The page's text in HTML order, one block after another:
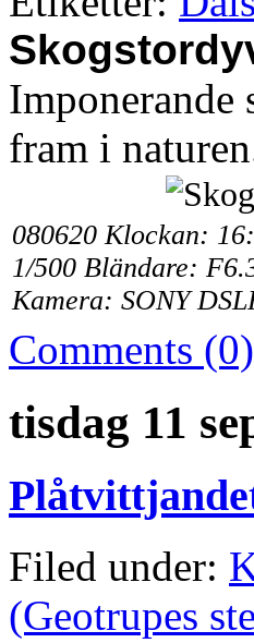
Imponerande
fram i
080620 Klockan:
1/500 Bländare:
Kamera: SONY
Comments (0)
tisdag 11
Filed under:
(Geotrupes